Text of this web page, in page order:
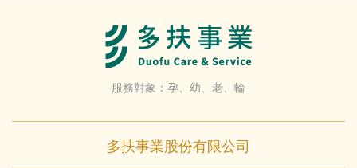
服務對象：孕、幼、老、輪
多扶事業股份有限公司